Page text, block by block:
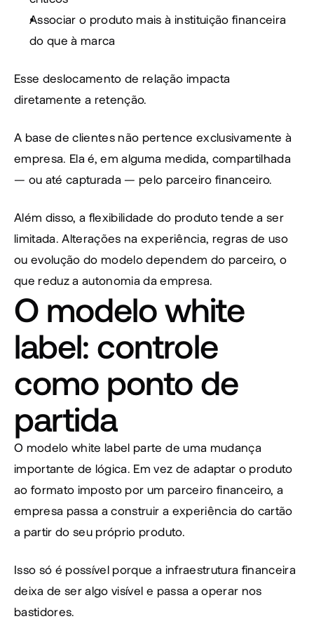
Associar o produto mais à instituição financeira
do que à marca
Esse deslocamento de relação impacta
diretamente a retenção.
A base de clientes não pertence exclusivamente à
empresa. Ela é, em alguma medida, compartilhada
— ou até capturada — pelo parceiro financeiro.
Além disso, a flexibilidade do produto tende a ser
limitada. Alterações na experiência, regras de uso
ou evolução do modelo dependem do parceiro, o
que reduz a autonomia da empresa.
O modelo white
label: controle
como ponto de
partida
O modelo white label parte de uma mudança
importante de lógica. Em vez de adaptar o produto
ao formato imposto por um parceiro financeiro, a
empresa passa a construir a experiência do cartão
a partir do seu próprio produto.
Isso só é possível porque a infraestrutura financeira
deixa de ser algo visível e passa a operar nos
bastidores.